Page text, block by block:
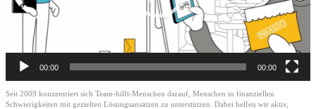
00:00 00:00
Seit 2009 konzentriert sich Team-hilft-Menschen darauf, Menschen in finanziellen
Schwierigkeiten mit gezielten Lösungsansätzen zu unterstützen. Dabei helfen wir aktiv,